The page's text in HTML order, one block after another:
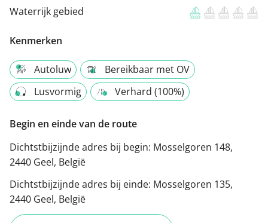
Waterrijk gebied
Kenmerken
Autoluw
Bereikbaar met OV
Lusvormig
Verhard (100%)
Begin en einde van de route
Dichtstbijzijnde adres bij begin: Mosselgoren 148,
2440 Geel, België
Dichtstbijzijnde adres bij einde: Mosselgoren 135,
2440 Geel, België